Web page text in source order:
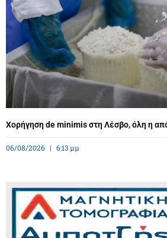
Χορήγηση de minimis στη Λέσβο, όλη η
06/08/2026 6:13 μμ